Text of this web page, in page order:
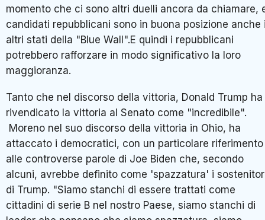
momento che ci sono altri duelli ancora da chiamare,
candidati repubblicani sono in buona posizione anche
altri stati della "Blue Wall".E quindi i repubblicani
potrebbero rafforzare in modo significativo la loro
maggioranza.
Tanto che nel discorso della vittoria, Donald Trump ha
rivendicato la vittoria al Senato come "incredibile".
Moreno nel suo discorso della vittoria in Ohio, ha
attaccato i democratici, con un particolare riferimento
alle controverse parole di Joe Biden che, secondo
alcuni, avrebbe definito come 'spazzatura' i
di Trump. "Siamo stanchi di essere trattati come
cittadini di serie B nel nostro Paese, siamo stanchi di